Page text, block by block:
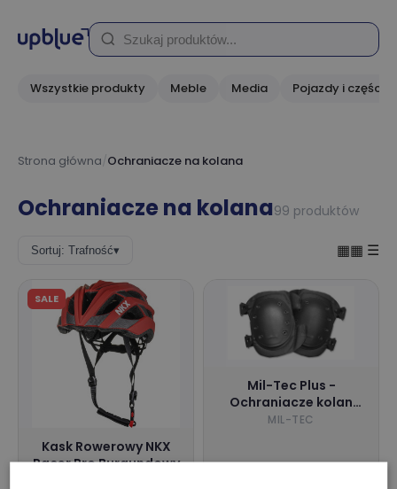
Wszystkie produkty Meble Media Pojazdy i części
Strona główna Ochraniacze na kolana
Ochraniacze na kolana99 produktów
Sortuj: Trafność▾ ▦▦ ☰
SALE
Kask Rowerowy NKX
Racer Pro Burgundowy
Mil-Tec Plus -
Ochraniacze kolan
Delta - Czarny -
MIL-TEC